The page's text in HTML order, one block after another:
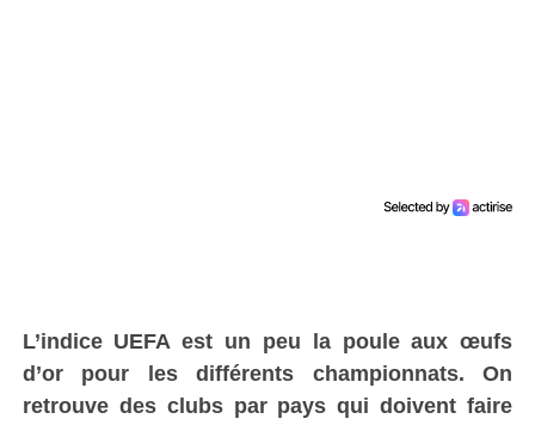
L’indice UEFA est un peu la poule aux œufs
d’or pour les différents championnats. On
retrouve des clubs par pays qui doivent faire